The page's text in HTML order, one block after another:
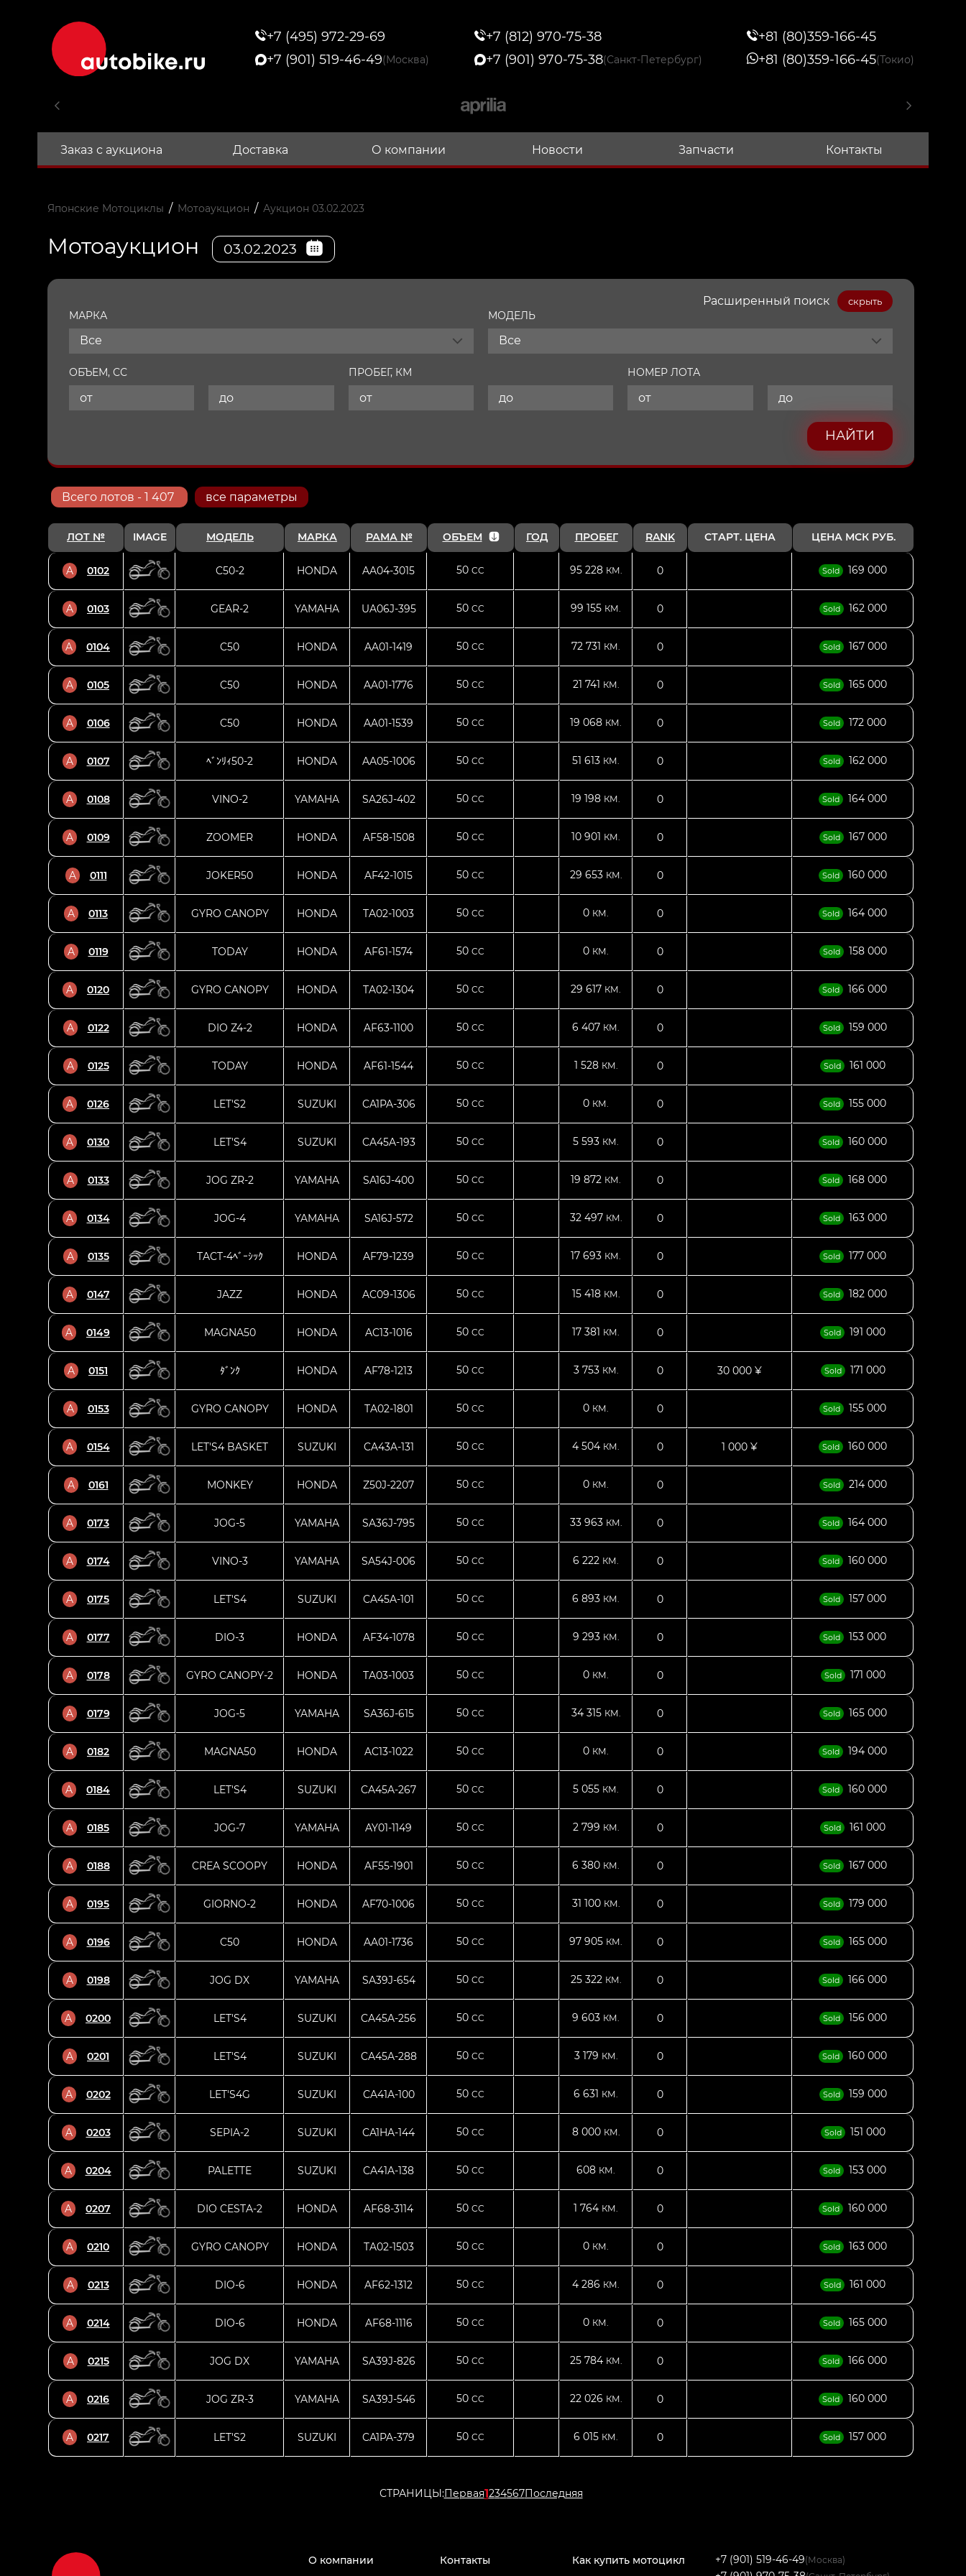
+7 (495) 972-29-69
+7 (901) 519-46-49(Москва)
+7 (812) 970-75-38
+7 (901) 970-75-38(Санкт-Петербург)
+81 (80)359-166-45
+81 (80)359-166-45(Токио)
Заказ с аукциона Доставка О компании Новости Запчасти Контакты
Японские Мотоциклы / Мотоаукцион / Аукцион 03.02.2023
Мотоаукцион 03.02.2023
Расширенный поиск скрыть
МАРКА
Все
МОДЕЛЬ
Все
ОБЪЕМ, СС ПРОБЕГ, КМ НОМЕР ЛОТА
НАЙТИ
Всего лотов - 1 407 все параметры
ЛОТ № IMAGE МОДЕЛЬ МАРКА РАМА № ОБЪЕМ ГОД ПРОБЕГ RANK СТАРТ. ЦЕНА ЦЕНА МСК РУБ.
A 0102 C50-2 HONDA AA04-3015 50 CC 95 228 КМ. 0 Sold 169 000
A 0103 GEAR-2 YAMAHA UA06J-395 50 CC 99 155 КМ. 0 Sold 162 000
A 0104 C50 HONDA AA01-1419 50 CC 72 731 КМ. 0 Sold 167 000
A 0105 C50 HONDA AA01-1776 50 CC 21 741 КМ. 0 Sold 165 000
A 0106 C50 HONDA AA01-1539 50 CC 19 068 КМ. 0 Sold 172 000
A 0107 ﾍﾞﾝﾘｨ50-2 HONDA AA05-1006 50 CC 51 613 КМ. 0 Sold 162 000
A 0108 VINO-2 YAMAHA SA26J-402 50 CC 19 198 КМ. 0 Sold 164 000
A 0109 ZOOMER HONDA AF58-1508 50 CC 10 901 КМ. 0 Sold 167 000
A 0111 JOKER50 HONDA AF42-1015 50 CC 29 653 КМ. 0 Sold 160 000
A 0113 GYRO CANOPY HONDA TA02-1003 50 CC 0 КМ. 0 Sold 164 000
A 0119 TODAY HONDA AF61-1574 50 CC 0 КМ. 0 Sold 158 000
A 0120 GYRO CANOPY HONDA TA02-1304 50 CC 29 617 КМ. 0 Sold 166 000
A 0122 DIO Z4-2 HONDA AF63-1100 50 CC 6 407 КМ. 0 Sold 159 000
A 0125 TODAY HONDA AF61-1544 50 CC 1 528 КМ. 0 Sold 161 000
A 0126 LET'S2 SUZUKI CA1PA-306 50 CC 0 КМ. 0 Sold 155 000
A 0130 LET'S4 SUZUKI CA45A-193 50 CC 5 593 КМ. 0 Sold 160 000
A 0133 JOG ZR-2 YAMAHA SA16J-400 50 CC 19 872 КМ. 0 Sold 168 000
A 0134 JOG-4 YAMAHA SA16J-572 50 CC 32 497 КМ. 0 Sold 163 000
A 0135 TACT-4ﾍﾞｰｼｯｸ HONDA AF79-1239 50 CC 17 693 КМ. 0 Sold 177 000
A 0147 JAZZ HONDA AC09-1306 50 CC 15 418 КМ. 0 Sold 182 000
A 0149 MAGNA50 HONDA AC13-1016 50 CC 17 381 КМ. 0 Sold 191 000
A 0151 ﾀﾞﾝｸ HONDA AF78-1213 50 CC 3 753 КМ. 0 30 000 ¥ Sold 171 000
A 0153 GYRO CANOPY HONDA TA02-1801 50 CC 0 КМ. 0 Sold 155 000
A 0154 LET'S4 BASKET SUZUKI CA43A-131 50 CC 4 504 КМ. 0 1 000 ¥ Sold 160 000
A 0161 MONKEY HONDA Z50J-2207 50 CC 0 КМ. 0 Sold 214 000
A 0173 JOG-5 YAMAHA SA36J-795 50 CC 33 963 КМ. 0 Sold 164 000
A 0174 VINO-3 YAMAHA SA54J-006 50 CC 6 222 КМ. 0 Sold 160 000
A 0175 LET'S4 SUZUKI CA45A-101 50 CC 6 893 КМ. 0 Sold 157 000
A 0177 DIO-3 HONDA AF34-1078 50 CC 9 293 КМ. 0 Sold 153 000
A 0178 GYRO CANOPY-2 HONDA TA03-1003 50 CC 0 КМ. 0 Sold 171 000
A 0179 JOG-5 YAMAHA SA36J-615 50 CC 34 315 КМ. 0 Sold 165 000
A 0182 MAGNA50 HONDA AC13-1022 50 CC 0 КМ. 0 Sold 194 000
A 0184 LET'S4 SUZUKI CA45A-267 50 CC 5 055 КМ. 0 Sold 160 000
A 0185 JOG-7 YAMAHA AY01-1149 50 CC 2 799 КМ. 0 Sold 161 000
A 0188 CREA SCOOPY HONDA AF55-1901 50 CC 6 380 КМ. 0 Sold 167 000
A 0195 GIORNO-2 HONDA AF70-1006 50 CC 31 100 КМ. 0 Sold 179 000
A 0196 C50 HONDA AA01-1736 50 CC 97 905 КМ. 0 Sold 165 000
A 0198 JOG DX YAMAHA SA39J-654 50 CC 25 322 КМ. 0 Sold 166 000
A 0200 LET'S4 SUZUKI CA45A-256 50 CC 9 603 КМ. 0 Sold 156 000
A 0201 LET'S4 SUZUKI CA45A-288 50 CC 3 179 КМ. 0 Sold 160 000
A 0202 LET'S4G SUZUKI CA41A-100 50 CC 6 631 КМ. 0 Sold 159 000
A 0203 SEPIA-2 SUZUKI CA1HA-144 50 CC 8 000 КМ. 0 Sold 151 000
A 0204 PALETTE SUZUKI CA41A-138 50 CC 608 КМ. 0 Sold 153 000
A 0207 DIO CESTA-2 HONDA AF68-3114 50 CC 1 764 КМ. 0 Sold 160 000
A 0210 GYRO CANOPY HONDA TA02-1503 50 CC 0 КМ. 0 Sold 163 000
A 0213 DIO-6 HONDA AF62-1312 50 CC 4 286 КМ. 0 Sold 161 000
A 0214 DIO-6 HONDA AF68-1116 50 CC 0 КМ. 0 Sold 165 000
A 0215 JOG DX YAMAHA SA39J-826 50 CC 25 784 КМ. 0 Sold 166 000
A 0216 JOG ZR-3 YAMAHA SA39J-546 50 CC 22 026 КМ. 0 Sold 160 000
A 0217 LET'S2 SUZUKI CA1PA-379 50 CC 6 015 КМ. 0 Sold 157 000
СТРАНИЦЫ:Первая1234567Последняя
О компании Контакты Как купить мотоцикл +7 (901) 519-46-49(Москва)